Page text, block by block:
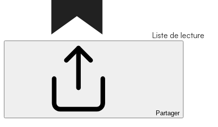
Liste de lecture
Partager